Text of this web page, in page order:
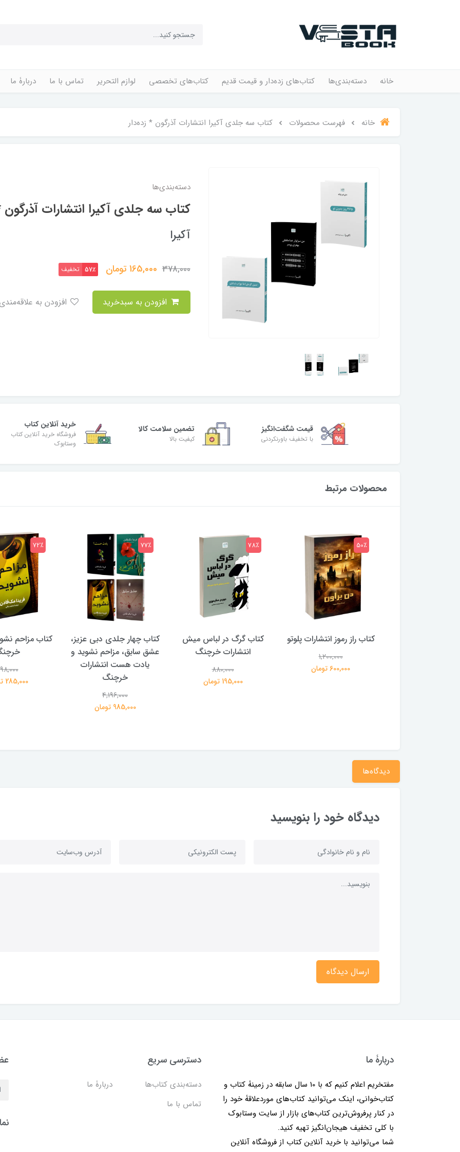
خانه دسته‌بندی‌ها کتاب‌های زده‌دار و قیمت قدیم کتاب‌های تخصصی لوازم التحریر تماس با ما دربارۀ ما
خانه فهرست محصولات کتاب سه جلدی آکیرا انتشارات آذرگون * زده‌دار
دسته‌بندی‌ها
کتاب سه جلدی آکیرا انتشارات آذرگون
آکیرا
378,000
165,000تومان 57٪ تخفیف
قیمت شگفت‌انگیز
با تخفیف باورنکردنی
تضمین سلامت کالا
کیفیت بالا
خرید آنلاین کتاب
فروشگاه خرید آنلاین کتاب
وستابوک
محصولات مرتبط
کتاب راز رموز انتشارات پلوتو
1,200,000
600,000 تومان
50٪
کتاب گرگ در لباس میش
انتشارات خرچنگ
880,000
195,000 تومان
78٪
کتاب چهار جلدی دبی عزیز،
عشق سابق، مزاحم نشوید و
یادت هست انتشارات
خرچنگ
4,196,000
985,000 تومان
77٪
کتاب مزاحم
285,000 تومان
72٪
دیدگاه‌ها
دیدگاه خود را بنویسید
ارسال دیدگاه
دربارۀ ما
مفتخریم اعلام کنیم که با 10 سال سابقه در زمینۀ کتاب و
کتاب‌خوانی، اینک می‌توانید کتاب‌های موردعلاقۀ خود را
در کنار پرفروش‌ترین کتاب‌های بازار از سایت وستابوک
با کلی تخفیف هیجان‌انگیز تهیه کنید.
شما می‌توانید با خرید آنلاین کتاب از فروشگاه آنلاین
دسترسی سریع
دسته‌بندی کتاب‌ها
دربارۀ ما
تماس با ما